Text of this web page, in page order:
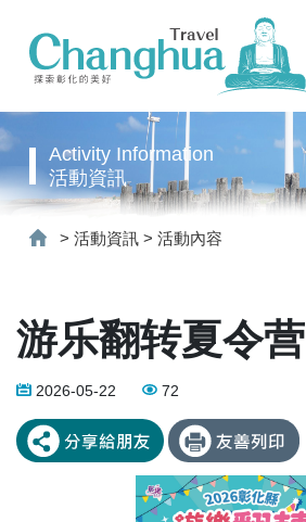
Activity Information
活動資訊
> 活動資訊 > 活動內容
游乐翻转夏令营
2026-05-22 72